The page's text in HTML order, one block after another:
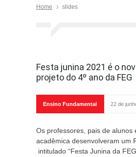
Home slides
Festa junina 2021 é o
projeto do 4º ano da FEG
Ensino Fundamental 22 de
Os professores, pais de alunos
acadêmica desenvolveram um
intitulado “Festa Junina da